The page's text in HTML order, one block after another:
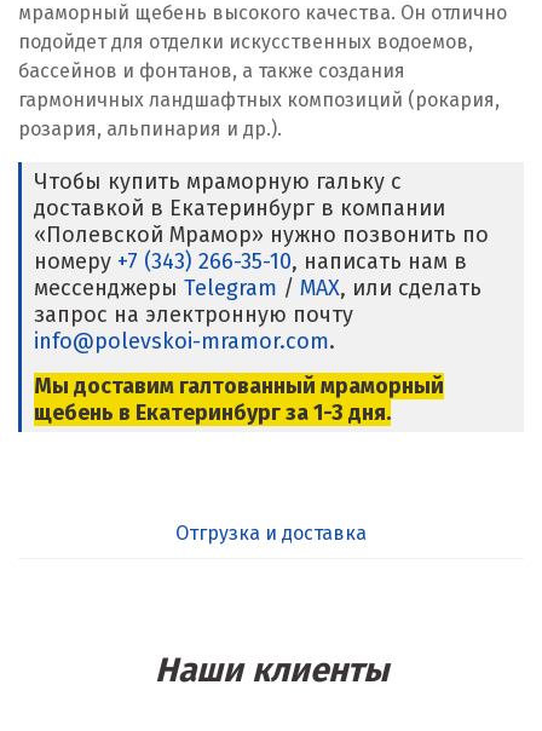
мраморный щебень высокого качества. Он отлично
подойдет для отделки искусственных водоемов,
бассейнов и фонтанов, а также создания
гармоничных ландшафтных композиций (рокария,
розария, альпинария и др.).
Чтобы купить мраморную гальку с
доставкой в Екатеринбург в компании
«Полевской Мрамор» нужно позвонить по
номеру +7 (343) 266-35-10, написать нам в
мессенджеры Telegram / MAX, или сделать
запрос на электронную почту
info@polevskoi-mramor.com.
Мы доставим галтованный мраморный
щебень в Екатеринбург за 1-3 дня.
Отгрузка и доставка
Наши клиенты